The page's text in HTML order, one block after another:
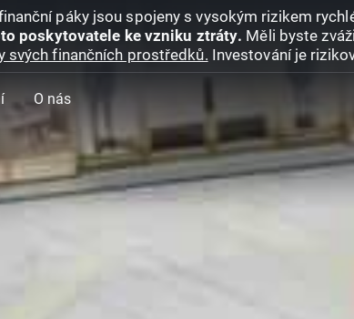
páky jsou spojeny s vysokým rizikem
poskytovatele ke vzniku ztráty. Měli byste
svých finančních prostředků. Investování je
O nás